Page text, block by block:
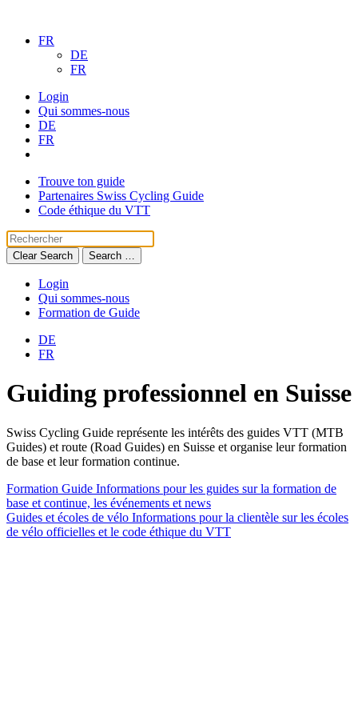
FR
DE
FR
Login
Qui sommes-nous
DE
FR
Trouve ton guide
Partenaires Swiss Cycling Guide
Code éthique du VTT
Clear Search Search …
Login
Qui sommes-nous
Formation de Guide
DE
FR
Guiding professionnel en Suisse
Swiss Cycling Guide représente les intérêts des guides VTT (MTB
Guides) et route (Road Guides) en Suisse et organise leur formation
de base et leur formation continue.
Formation Guide Informations pour les guides sur la formation de
base et continue, les événements et news
Guides et écoles de vélo Informations pour la clientèle sur les écoles
de vélo officielles et le code éthique du VTT